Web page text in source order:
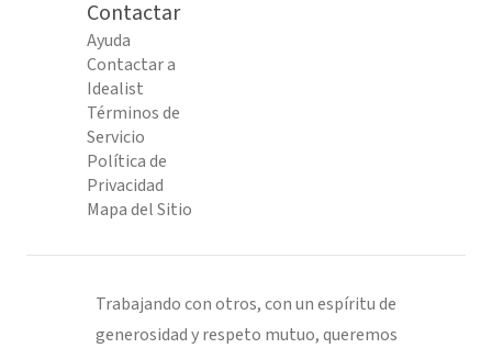
Contactar
Ayuda
Contactar a
Idealist
Términos de
Servicio
Política de
Privacidad
Mapa del Sitio
Trabajando con otros, con un espíritu de
generosidad y respeto mutuo, queremos